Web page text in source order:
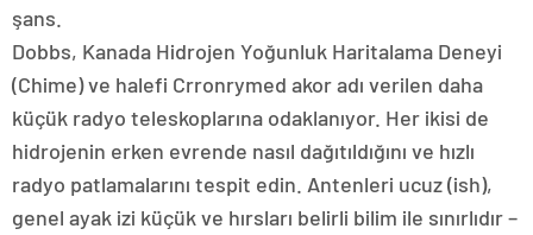
şans.
Dobbs, Kanada Hidrojen Yoğunluk Haritalama Deneyi
(Chime) ve halefi Crronrymed akor adı verilen daha
küçük radyo teleskoplarına odaklanıyor. Her ikisi de
hidrojenin erken evrende nasıl dağıtıldığını ve hızlı
radyo patlamalarını tespit edin. Antenleri ucuz (ish),
genel ayak izi küçük ve hırsları belirli bilim ile sınırlıdır –